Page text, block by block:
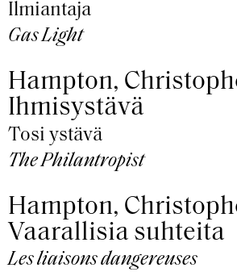
Ilmiantaja
Gas Light
Hampton,
Ihmisystävä
Tosi ystävä
The Philantropist
Hampton,
Vaarallisia suhteita
Les liaisons dangereuses